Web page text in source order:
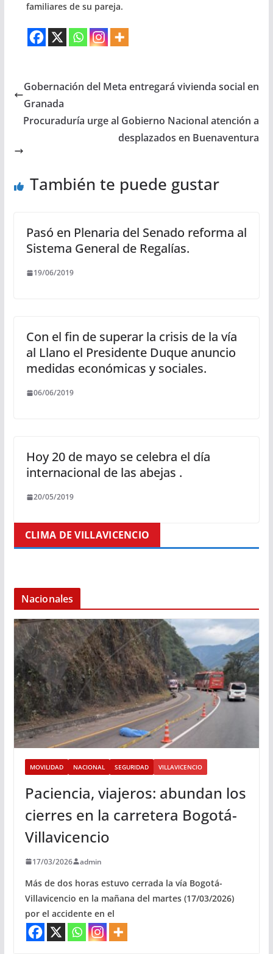
familiares de su pareja.
Gobernación del Meta entregará vivienda social en
Granada
Procuraduría urge al Gobierno Nacional atención a
desplazados en Buenaventura
También te puede gustar
Pasó en Plenaria del Senado reforma al
Sistema General de Regalías.
19/06/2019
Con el fin de superar la crisis de la vía
al Llano el Presidente Duque anuncio
medidas económicas y sociales.
06/06/2019
Hoy 20 de mayo se celebra el día
internacional de las abejas .
20/05/2019
CLIMA DE VILLAVICENCIO
Nacionales
MOVILIDAD NACIONAL SEGURIDAD VILLAVICENCIO
Paciencia, viajeros: abundan los
cierres en la carretera Bogotá-
Villavicencio
17/03/2026 admin
Más de dos horas estuvo cerrada la vía Bogotá-
Villavicencio en la mañana del martes (17/03/2026)
por el accidente en el